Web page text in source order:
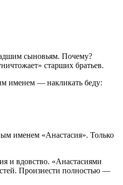
сыновьям. Почему?
старших братьев.
именем — накликать беду:
именем «Анастасия». Только
и вдовство. «Анастасиями
Произнести полностью —